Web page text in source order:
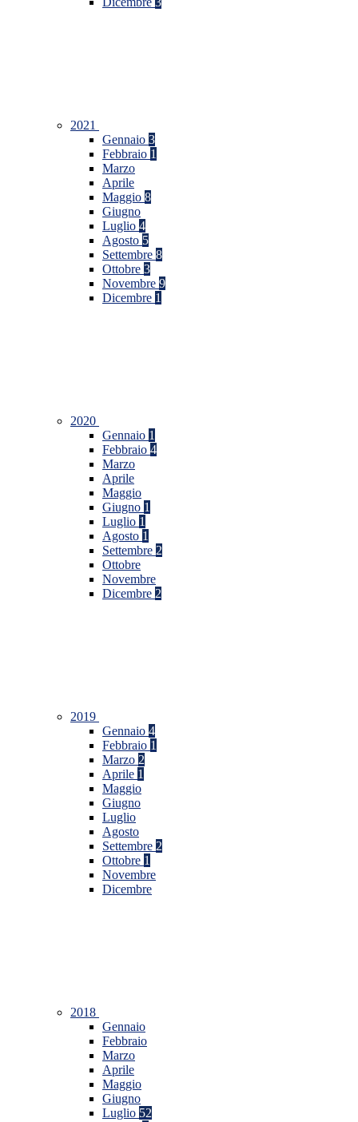
2021
Gennaio 3
Febbraio 1
Marzo
Aprile
Maggio 8
Giugno
Luglio 4
Agosto 5
Settembre 8
Ottobre 3
Novembre 9
Dicembre 1
2020
Gennaio 1
Febbraio 4
Marzo
Aprile
Maggio
Giugno 1
Luglio 1
Agosto 1
Settembre 2
Ottobre
Novembre
Dicembre 2
2019
Gennaio 4
Febbraio 1
Marzo 2
Aprile 1
Maggio
Giugno
Luglio
Agosto
Settembre 2
Ottobre 1
Novembre
Dicembre
2018
Gennaio
Febbraio
Marzo
Aprile
Maggio
Giugno
Luglio 52